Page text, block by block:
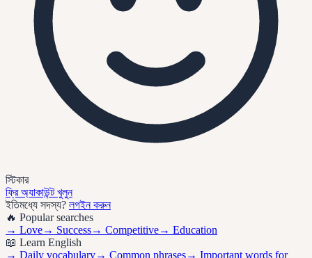
স্টিকার
ফ্রি অ্যাকাউন্ট খুলুন
ইতিমধ্যে সদস্য? লগইন করুন
🔥 Popular searches
→ Love→ Success→ Competitive→ Education
📖 Learn English
→ Daily vocabulary→ Common phrases→ Important words for